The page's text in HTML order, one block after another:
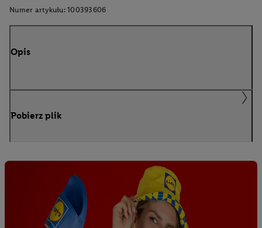
Numer artykułu: 100393606
Opis
Pobierz plik